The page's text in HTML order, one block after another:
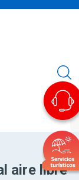
aire libre